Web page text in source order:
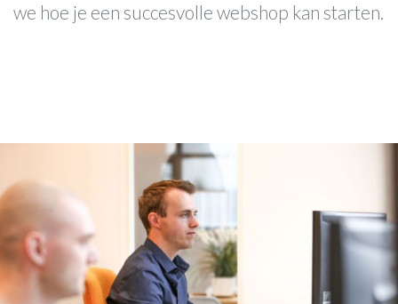
we hoe je een succesvolle webshop kan starten.